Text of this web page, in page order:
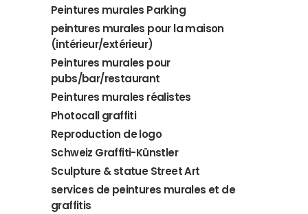
Peintures murales Parking
peintures murales pour la maison
(intérieur/extérieur)
Peintures murales pour
pubs/bar/restaurant
Peintures murales réalistes
Photocall graffiti
Reproduction de logo
Schweiz Graffiti-Künstler
Sculpture & statue Street Art
services de peintures murales et de
graffitis